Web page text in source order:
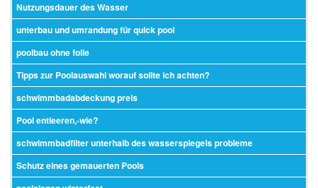
Nutzungsdauer des Wasser
unterbau und umrandung für quick pool
poolbau ohne folie
Tipps zur Poolauswahl worauf sollte ich achten?
schwimmbadabdeckung preis
Pool entleeren,-wie?
schwimmbadfilter unterhalb des wasserspiegels probleme
Schutz eines gemauerten Pools